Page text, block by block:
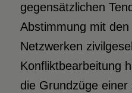
gegensätzlichen
Abstimmung mit
Netzwerken
Konfliktbearbeitung
die Grundzüge einer